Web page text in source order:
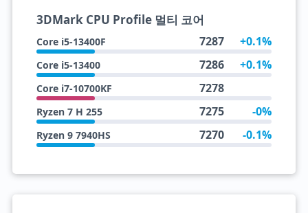
3DMark CPU Profile 멀티 코어
Core i5-13400F 7287 +0.1%
Core i5-13400 7286 +0.1%
Core i7-10700KF 7278
Ryzen 7 H 255 7275 -0%
Ryzen 9 7940HS 7270 -0.1%